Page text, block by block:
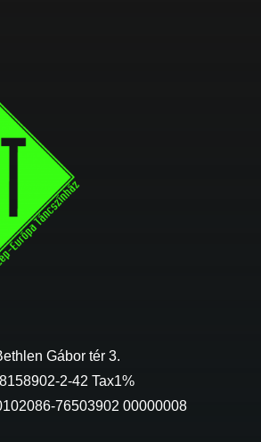
Gábor tér 3.
2-42 Tax1%
76503902 00000008